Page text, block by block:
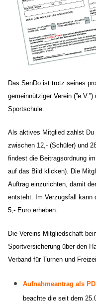
Das SenDo ist trotz seines
gemeinnütziger Verein
Sportschule.
Als aktives Mitglied zahlst
zwischen 12,- (Schüler) und
findest die Beitragsordnung
auf das Bild klicken). Die
Auftrag einzurichten, damit
entsteht. Im Verzugsfall kann
5,- Euro erheben.
Die Vereins-Mitgliedschaft
Sportversicherung über den
Verband für Turnen und
Aufnahmeantrag als
beachte die seit dem